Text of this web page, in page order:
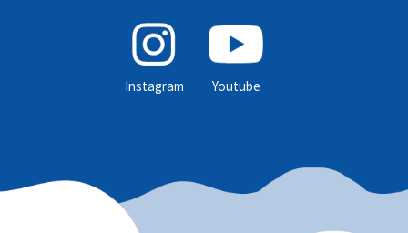
Instagram Youtube